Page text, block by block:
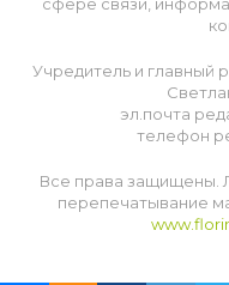
Учредитель и главный
эл.почта
телефон
Все права защищены.
перепечатывание